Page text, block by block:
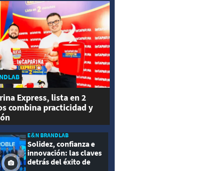
Express, lista en 2
combina practicidad y
E&N BRANDLAB
Solidez, confianza e
innovación: las claves
detrás del éxito de